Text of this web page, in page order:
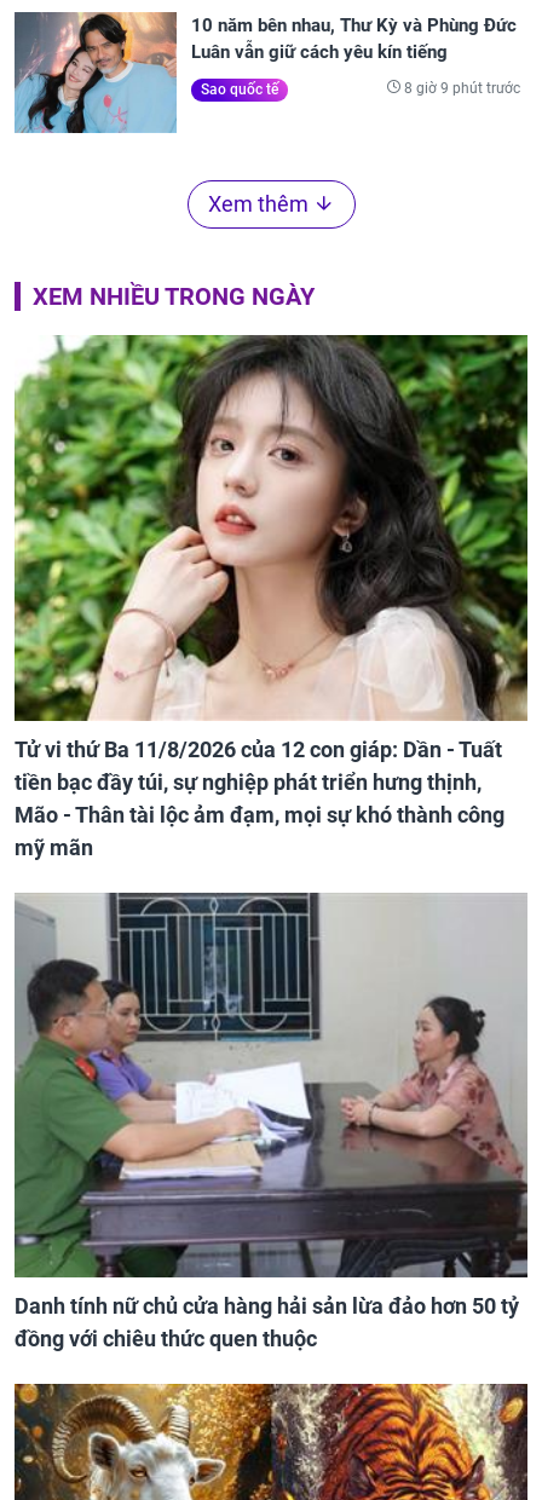
10 năm bên nhau, Thư Kỳ và Phùng Đức
Luân vẫn giữ cách yêu kín tiếng
Sao quốc tế 8 giờ 9 phút trước
Xem thêm
XEM NHIỀU TRONG NGÀY
Tử vi thứ Ba 11/8/2026 của 12 con giáp: Dần - Tuất
tiền bạc đầy túi, sự nghiệp phát triển hưng thịnh,
Mão - Thân tài lộc ảm đạm, mọi sự khó thành công
mỹ mãn
Danh tính nữ chủ cửa hàng hải sản lừa đảo hơn 50 tỷ
đồng với chiêu thức quen thuộc